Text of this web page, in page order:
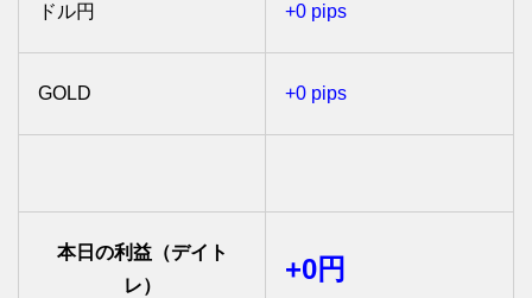
ドル円 +0 pips
GOLD +0 pips
本日の利益（デイト
レ）
+0円